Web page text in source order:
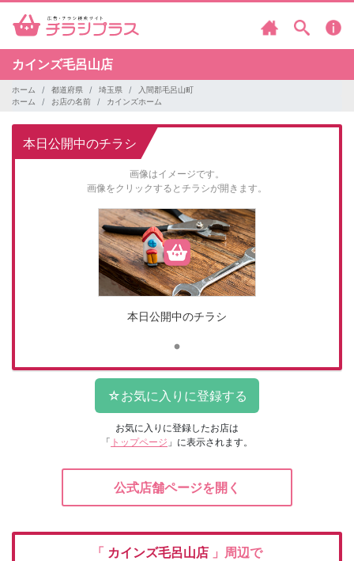
カインズ毛呂山店
ホーム 都道府県 埼玉県
入間郡毛呂山町
ホーム
お店の名前 カインズホーム
本日公開中のチラシ
画像はイメージです。
画像をクリックするとチラシが開きます。
本日公開中のチラシ
お気に入りに登録したお店は
「 トップページ 」に表示されます。
公式店舗ページを開く
「 カインズ毛呂山店 」周辺で